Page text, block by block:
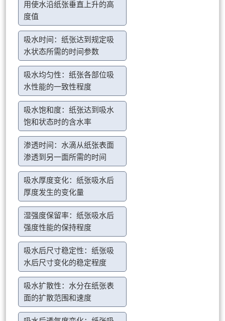
用使水沿纸张垂直上升的高
度值
吸水时间：纸张达到规定吸
水状态所需的时间参数
吸水均匀性：纸张各部位吸
水性能的一致性程度
吸水饱和度：纸张达到吸水
饱和状态时的含水率
渗透时间：水滴从纸张表面
渗透到另一面所需的时间
吸水厚度变化：纸张吸水后
厚度发生的变化量
湿强度保留率：纸张吸水后
强度性能的保持程度
吸水后尺寸稳定性：纸张吸
水后尺寸变化的稳定程度
吸水扩散性：水分在纸张表
面的扩散范围和速度